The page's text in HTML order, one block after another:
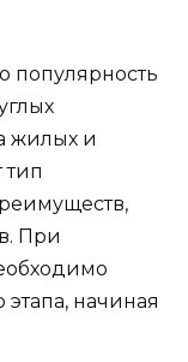
популярность
жилых и
тип
При
начиная